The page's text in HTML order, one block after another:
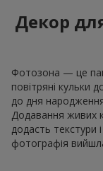
Декор
Фотозона — це
повітряні кульки
до дня
Додавання живих
додасть текстури
фотографія